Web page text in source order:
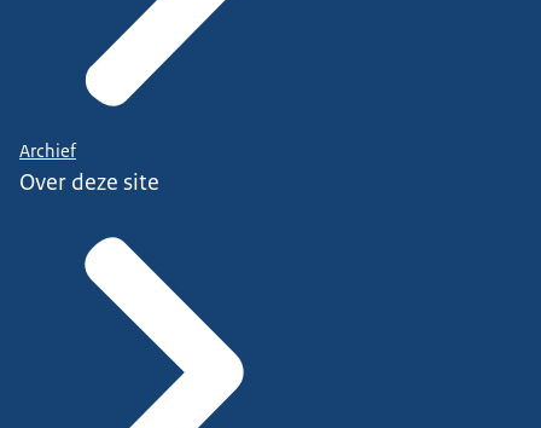
Archief
Over deze site